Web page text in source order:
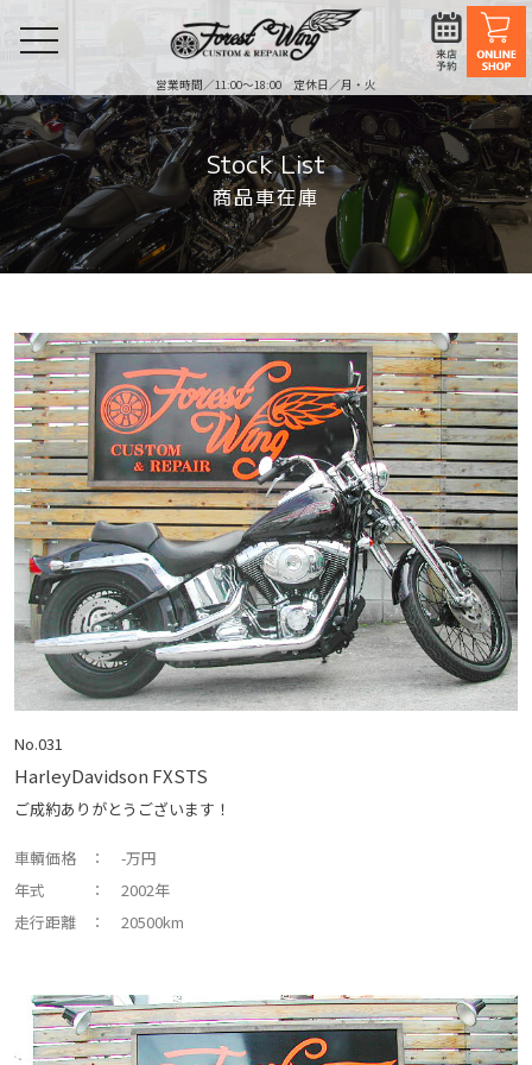
営業時間／11:00〜18:00 定休日／月・火
toggle
navigation
Stock List
商品車在庫
No.031
HarleyDavidson FXSTS
ご成約ありがとうございます！
車輌価格
： -万円
年式
： 2002年
走行距離
： 20500km